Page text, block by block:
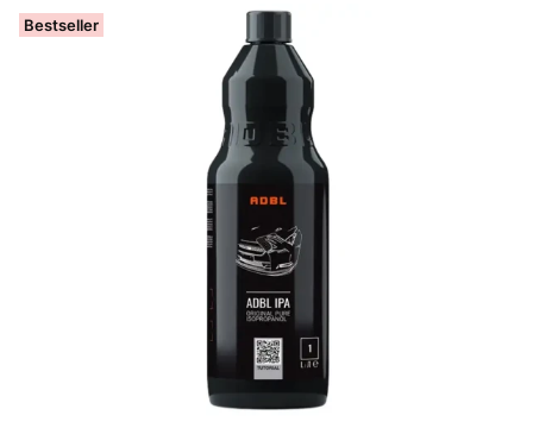
Bestseller